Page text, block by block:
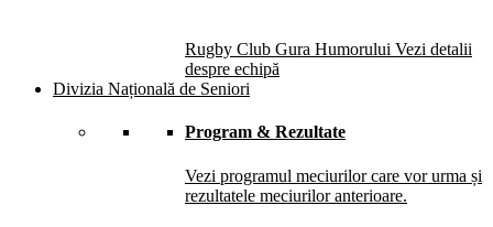
Rugby Club Gura Humorului Vezi detalii
despre echipă
Divizia Națională de Seniori
Program & Rezultate
Vezi programul meciurilor care vor urma și
rezultatele meciurilor anterioare.